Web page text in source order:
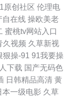
原创社区 伦理电
自在线 操欧美老
蜜桃tv网站入口
久视频 久草新视
狠操-91 91我要操
下载 国产无码色
日韩精品高清 黄
本一级电影 久草